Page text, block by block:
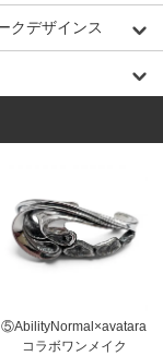
クデザインス
⑤AbilityNormal×avatara
コラボワンメイク